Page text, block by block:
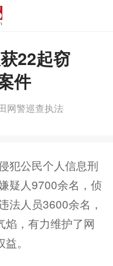
22起窃
件
网警巡查执法
犯公民个人信息刑
疑人9700余名，侦
法人员3600余名，
焰，有力维护了网
。